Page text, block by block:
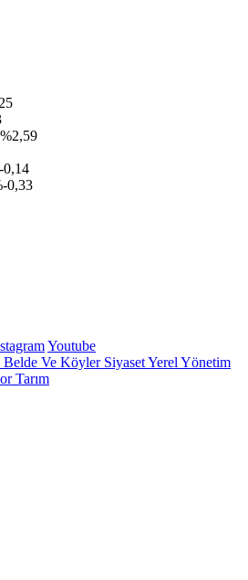
%2,59
0,14
0,33
Youtube
Belde Ve KöylerSiyasetYerel Yönetim
Tarım